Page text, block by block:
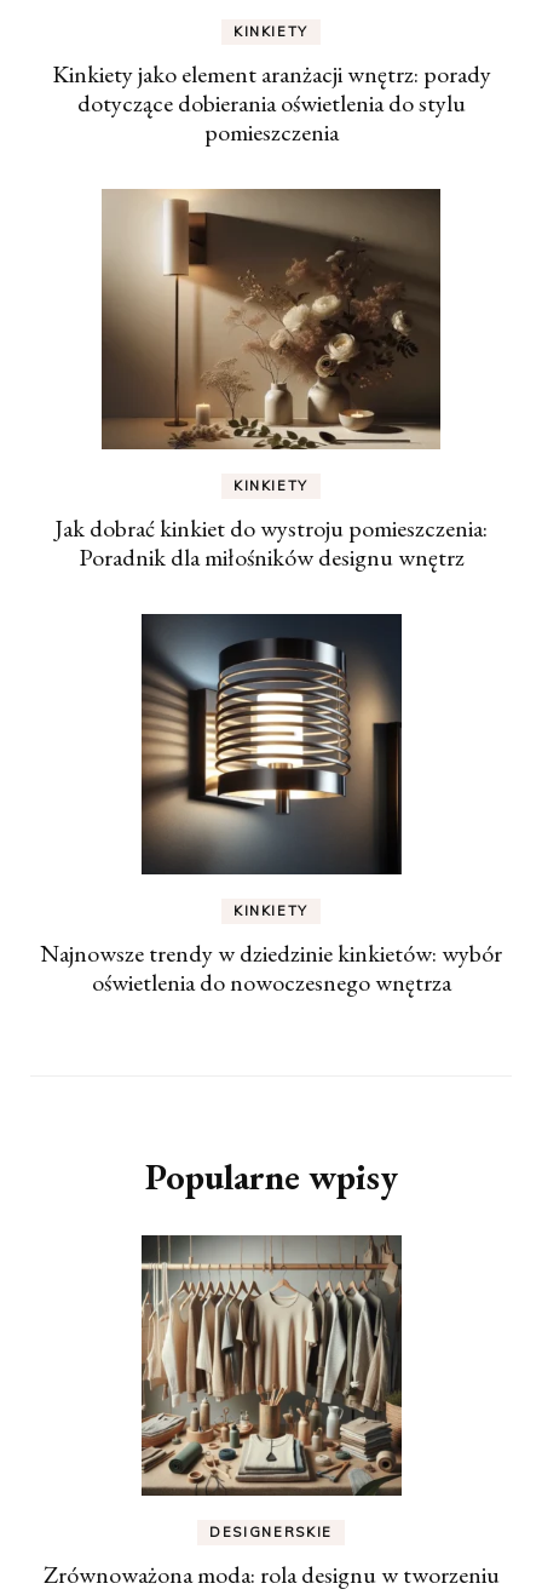
KINKIETY
Kinkiety jako element aranżacji wnętrz: porady
dotyczące dobierania oświetlenia do stylu
pomieszczenia
KINKIETY
Jak dobrać kinkiet do wystroju pomieszczenia:
Poradnik dla miłośników designu wnętrz
KINKIETY
Najnowsze trendy w dziedzinie kinkietów: wybór
oświetlenia do nowoczesnego wnętrza
Popularne wpisy
DESIGNERSKIE
Zrównoważona moda: rola designu w tworzeniu